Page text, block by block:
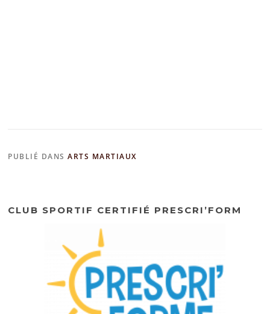
PUBLIÉ DANSARTS MARTIAUX
CLUB SPORTIF CERTIFIÉ PRESCRI’FORM